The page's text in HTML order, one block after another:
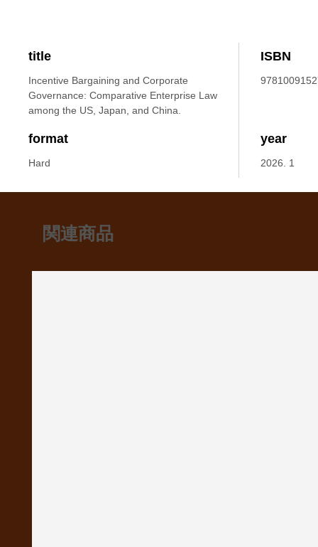
title
Incentive Bargaining and Corporate
Governance: Comparative Enterprise Law
among the US, Japan, and China.
ISBN
format
Hard
year
2026. 1
関連商品